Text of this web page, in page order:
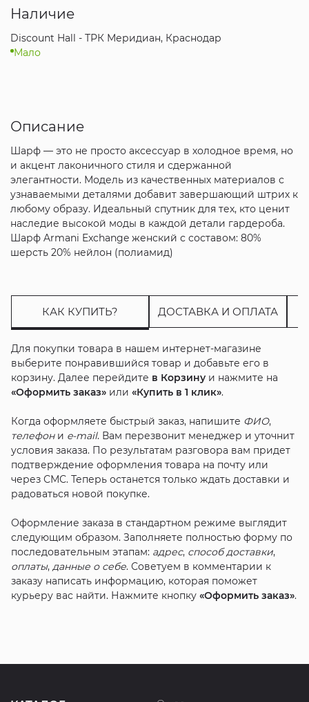
Наличие
Discount Hall - ТРК Меридиан, Краснодар
Мало
Описание
Шарф — это не просто аксессуар в холодное время, но
и акцент лаконичного стиля и сдержанной
элегантности. Модель из качественных материалов с
узнаваемыми деталями добавит завершающий штрих к
любому образу. Идеальный спутник для тех, кто ценит
наследие высокой моды в каждой детали гардероба.
Шарф Armani Exchange женский с составом: 80%
шерсть 20% нейлон (полиамид)
КАК КУПИТЬ? ДОСТАВКА И ОПЛАТА
Для покупки товара в нашем интернет-магазине
выберите понравившийся товар и добавьте его в
корзину. Далее перейдите в Корзинуи нажмите на
«Оформить заказ»или «Купить в 1 клик».
Когда оформляете быстрый заказ, напишите ФИО,
телефони e-mail. Вам перезвонит менеджер и уточнит
условия заказа. По результатам разговора вам придет
подтверждение оформления товара на почту или
через СМС. Теперь останется только ждать доставки и
радоваться новой покупке.
Оформление заказа в стандартном режиме выглядит
следующим образом. Заполняете полностью форму по
последовательным этапам: адрес, способ доставки,
оплаты, данные о себе. Советуем в комментарии к
заказу написать информацию, которая поможет
курьеру вас найти. Нажмите кнопку «Оформить заказ».